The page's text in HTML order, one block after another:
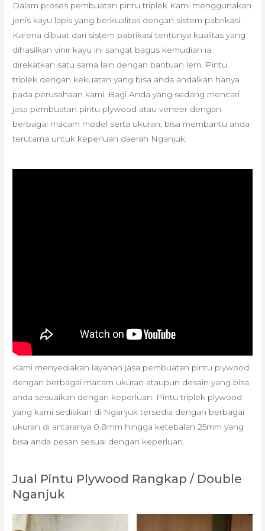
Dalam proses pembuatan pintu triplek Kami menggunakan
jenis kayu lapis yang berkualitas dengan sistem pabrikasi.
Karena dibuat dari sistem pabrikasi tentunya kualitas yang
dihasilkan vinir kayu ini sangat bagus kemudian ia
direkatkan satu sama lain dengan bantuan lem. Pintu
triplek dengan kekuatan yang bisa anda andalkan hanya
pada perusahaan kami. Bagi Anda yang sedang mencari
jasa pembuatan pintu plywood atau veneer dengan
berbagai macam model serta ukuran, bisa membantu anda
terutama untuk keperluan daerah Nganjuk.
Kami menyediakan layanan jasa pembuatan pintu plywood
dengan berbagai macam ukuran ataupun desain yang bisa
anda sesuaikan dengan keperluan. Pintu triplek plywood
yang kami sediakan di Nganjuk tersedia dengan berbagai
ukuran di antaranya 0.8mm hingga ketebalan 25mm yang
bisa anda pesan sesuai dengan keperluan.
Jual Pintu Plywood Rangkap / Double
Nganjuk